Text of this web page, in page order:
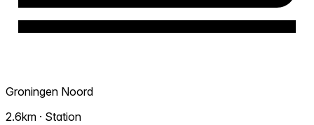
Groningen Noord
2.6km · Station